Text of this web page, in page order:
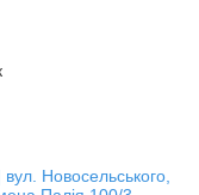
Новосельського,